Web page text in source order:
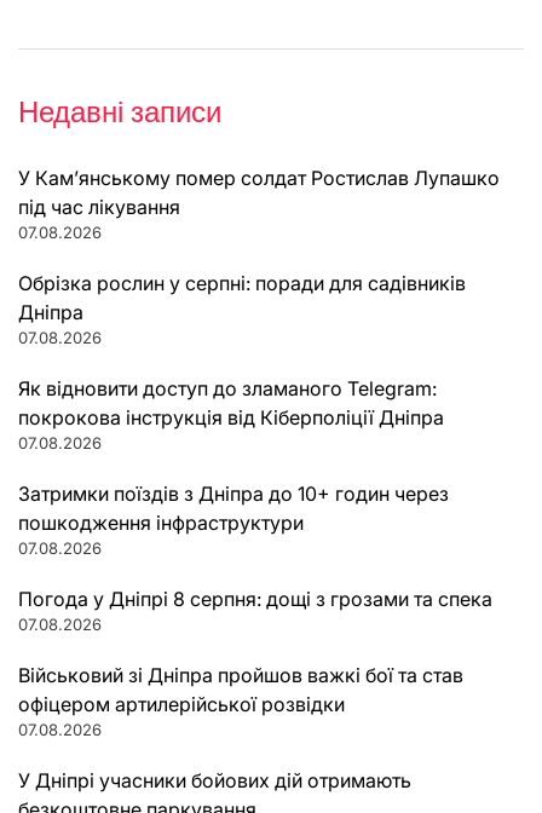
Недавні записи
У Кам’янському помер солдат Ростислав Лупашко
під час лікування
07.08.2026
Обрізка рослин у серпні: поради для садівників
Дніпра
07.08.2026
Як відновити доступ до зламаного Telegram:
покрокова інструкція від Кіберполіції Дніпра
07.08.2026
Затримки поїздів з Дніпра до 10+ годин через
пошкодження інфраструктури
07.08.2026
Погода у Дніпрі 8 серпня: дощі з грозами та спека
07.08.2026
Військовий зі Дніпра пройшов важкі бої та став
офіцером артилерійської розвідки
07.08.2026
У Дніпрі учасники бойових дій отримають